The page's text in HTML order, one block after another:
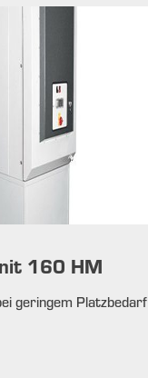
160 HM
geringem Platzbedarf